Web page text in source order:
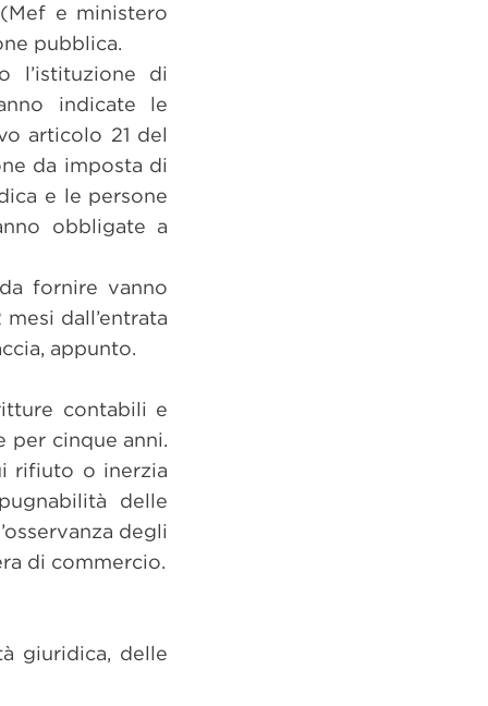
e ministero
pubblica.
l’istituzione di
indicate le
articolo 21 del
da imposta di
e le persone
obbligate a
fornire vanno
dall’entrata
appunto.
contabili e
per cinque anni.
rifiuto o inerzia
delle
degli
di commercio.
giuridica, delle